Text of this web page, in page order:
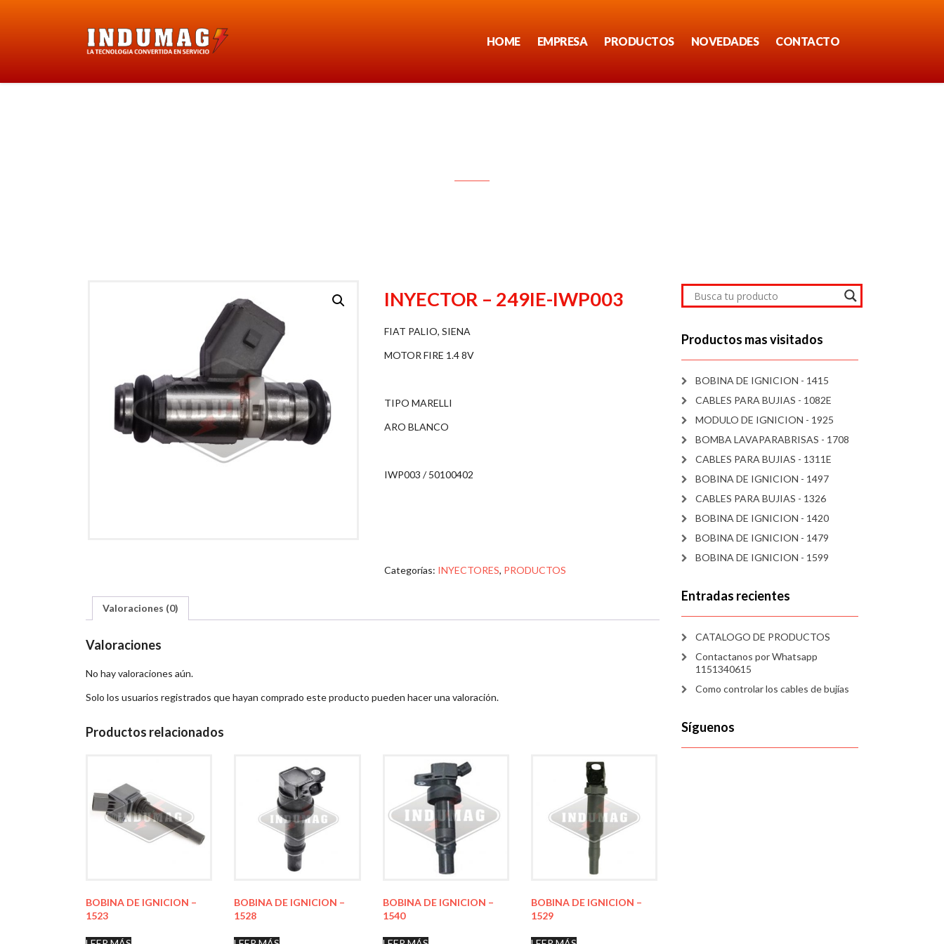
HOME EMPRESA PRODUCTOS NOVEDADES CONTACTO
INYECTOR – 249IE-IWP003
FIAT PALIO, SIENA
MOTOR FIRE 1.4 8V
TIPO MARELLI
ARO BLANCO
IWP003 / 50100402
Categorías: INYECTORES, PRODUCTOS
Valoraciones (0)
Valoraciones
No hay valoraciones aún.
Solo los usuarios registrados que hayan comprado este producto pueden hacer una valoración.
Productos relacionados
BOBINA DE IGNICION –
1523
BOBINA DE IGNICION –
1528
BOBINA DE IGNICION –
1540
BOBINA DE IGNICION –
1529
Productos mas visitados
BOBINA DE IGNICION - 1415
CABLES PARA BUJIAS - 1082E
MODULO DE IGNICION - 1925
BOMBA LAVAPARABRISAS - 1708
CABLES PARA BUJIAS - 1311E
BOBINA DE IGNICION - 1497
CABLES PARA BUJIAS - 1326
BOBINA DE IGNICION - 1420
BOBINA DE IGNICION - 1479
BOBINA DE IGNICION - 1599
Entradas recientes
CATALOGO DE PRODUCTOS
Contactanos por Whatsapp
1151340615
Como controlar los cables de bujías
Síguenos